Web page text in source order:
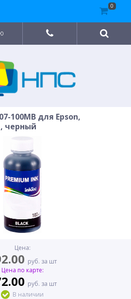
100MB для Epson,
черный
Цена:
руб. за шт
Цена по карте:
руб. за шт
В наличии
0